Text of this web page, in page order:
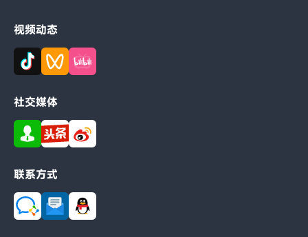
视频动态
社交媒体
联系方式